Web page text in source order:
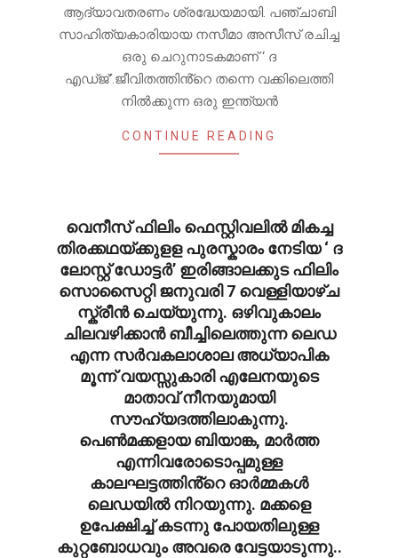
ആദ്യാവതരണം ശ്രദ്ധേയമായി. പഞ്ചാബി
സാഹിത്യകാരിയായ നസീമാ അസീസ് രചിച്ച
ഒരു ചെറുനാടകമാണ് ‘ ദ
എഡ്ജ്’.ജീവിതത്തിൻ്റെ തന്നെ വക്കിലെത്തി
നിൽക്കുന്ന ഒരു ഇന്ത്യൻ
CONTINUE READING
വെനീസ് ഫിലിം ഫെസ്റ്റിവലിൽ മികച്ച
തിരക്കഥയ്ക്കുളള പുരസ്കാരം നേടിയ ‘ ദ
ലോസ്റ്റ് ഡോട്ടർ’ ഇരിങ്ങാലക്കുട ഫിലിം
സൊസൈറ്റി ജനുവരി 7 വെള്ളിയാഴ്ച
സ്ക്രീൻ ചെയ്യുന്നു. ഒഴിവുകാലം
ചിലവഴിക്കാൻ ബീച്ചിലെത്തുന്ന ലെഡ
എന്ന സർവകലാശാല അധ്യാപിക
മൂന്ന് വയസ്സുകാരി എലേനയുടെ
മാതാവ് നീനയുമായി
സൗഹ്യദത്തിലാകുന്നു.
പെൺമക്കളായ ബിയാങ്ക, മാർത്ത
എന്നിവരോടൊപ്പമുള്ള
കാലഘട്ടത്തിൻ്റെ ഓർമ്മകൾ
ലെഡയിൽ നിറയുന്നു. മക്കളെ
ഉപേക്ഷിച്ച് കടന്നു പോയതിലുള്ള
കുറ്റബോധവും അവരെ വേട്ടയാടുന്നു..